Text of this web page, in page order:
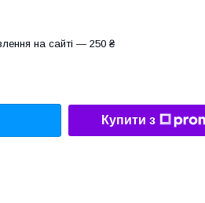
на сайті — 250 ₴
Купити з